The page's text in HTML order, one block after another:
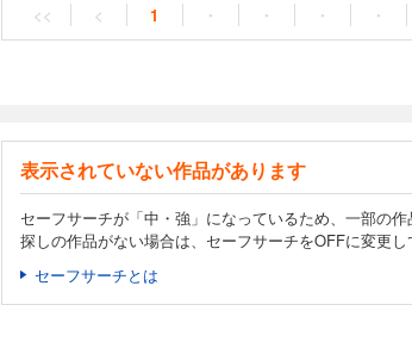
<< < 1 ・ ・ ・ ・
表示されていない作品があります
セーフサーチが「中・強」になっているため、一部の
探しの作品がない場合は、セーフサーチをOFFに変更し
セーフサーチとは